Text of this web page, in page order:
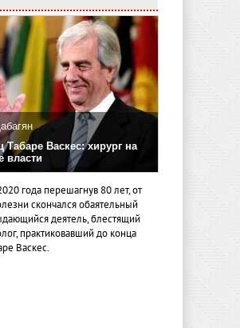
Табаре Васкес: хирург на
власти
года перешагнув 80 лет, от
скончался обаятельный
деятель, блестящий
практиковавший до конца
Васкес.